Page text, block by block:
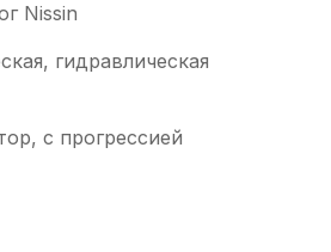
Nissin
гидравлическая
с прогрессией